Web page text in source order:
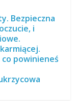
Bezpieczna
i
powinieneś